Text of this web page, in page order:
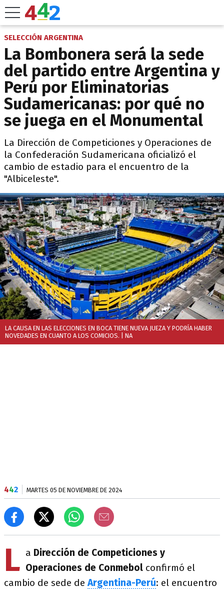
SELECCIÓN ARGENTINA
La Bombonera será la sede
del partido entre Argentina y
Perú por Eliminatorias
Sudamericanas: por qué no
se juega en el Monumental
La Dirección de Competiciones y Operaciones de
la Confederación Sudamericana oficializó el
cambio de estadio para el encuentro de la
"Albiceleste".
LA CAUSA EN LAS ELECCIONES EN BOCA TIENE NUEVA JUEZA Y PODRÍA HABER
NOVEDADES EN CUANTO A LOS COMICIOS. | NA
442 MARTES 05 DE NOVIEMBRE DE 2024
L a Dirección de Competiciones y
Operaciones de Conmebol confirmó el
cambio de sede deArgentina-Perú: el encuentro